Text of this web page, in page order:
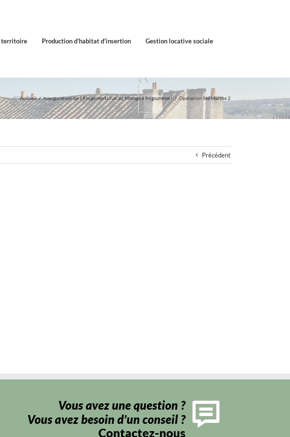
territoire Production d’habitat d’insertion Gestion locative sociale
Accueil Inauguration de 19 logements rue du Minage à Angoulême ! Opération Ste Marthe 2
Précédent